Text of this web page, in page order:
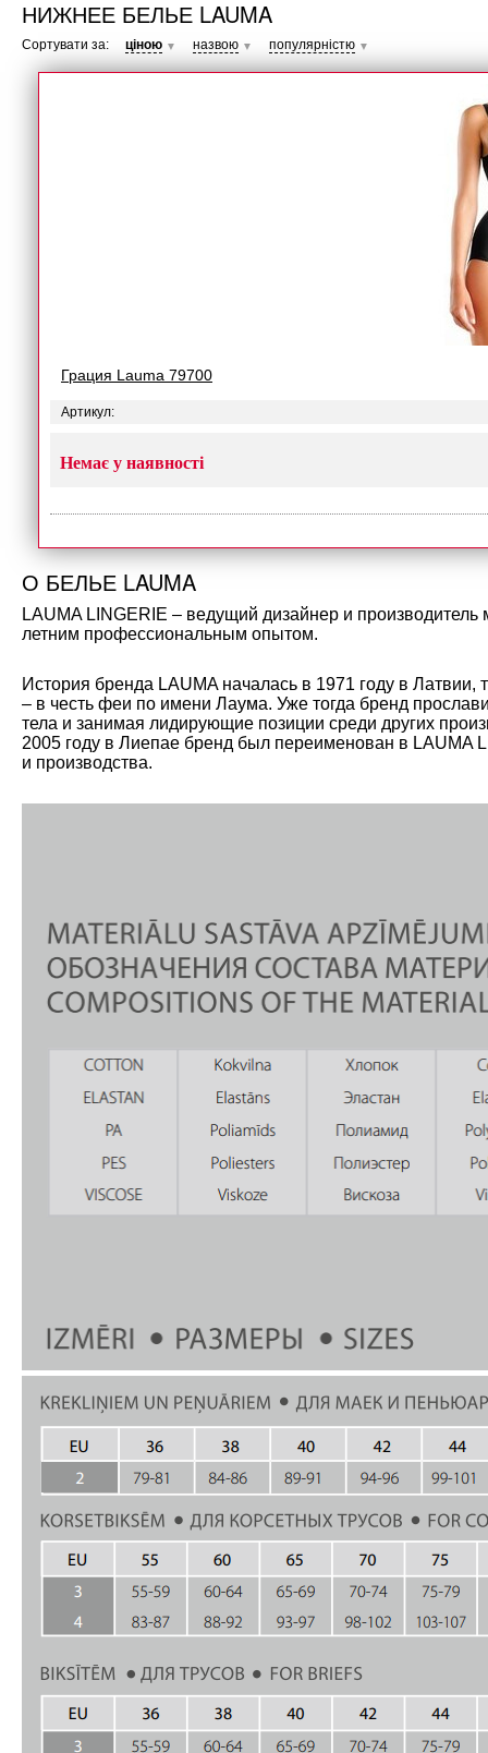
НИЖНЕЕ БЕЛЬЕ LAUMA
Сортувати за: ціною ▼ назвою ▼ популярністю ▼
Грация Lauma 79700
Артикул:
Немає у наявності
О БЕЛЬЕ LAUMA
LAUMA LINGERIE – ведущий дизайнер и
летним профессиональным опытом.
История бренда LAUMA началась в 1971 году в
– в честь феи по имени Лаума. Уже тогда бренд
тела и занимая лидирующие позиции среди других
2005 году в Лиепае бренд был переименован в LAUMA
и производства.